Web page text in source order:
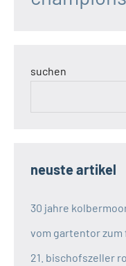
suchen
neuste artikel
30 jahre
vom gartentor
21. bischofszeller